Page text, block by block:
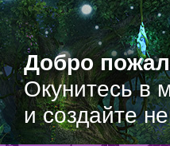
Добро
Окунитесь в
и создайте